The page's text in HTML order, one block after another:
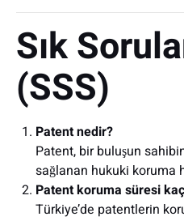
Sık
(SSS)
Patent nedir?
Patent, bir buluşun
sağlanan hukuki koruma
Patent koruma süresi kaç
Türkiye’de patentlerin